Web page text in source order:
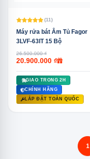
(11)
Máy rửa bát Âm Tủ Fagor
3LVF-63IT 15 Bộ
26.500.000 ₫
20.900.000 ₫
GIAO TRONG 2H
CHÍNH HÃNG
LẮP ĐẶT TOÀN QUỐC
1